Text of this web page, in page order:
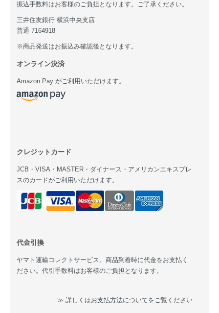
振込手数料はお客様のご負担となります。ご了承ください。
三井住友銀行 横浜中央支店
普通 7164918
※商品発送はお振込み確認後となります。
オンライン決済
Amazon Pay がご利用いただけます。
クレジットカード
JCB・VISA・MASTER・ダイナース・アメリカンエキスプレ
スのカードがご利用いただけます。
代金引換
ヤマト運輸コレクトサービス。商品到着時に代金をお支払く
ださい。代引手数料はお客様のご負担となります。
≫ 詳しくはお支払方法についてをご覧ください